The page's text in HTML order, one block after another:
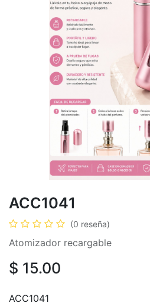
ACC1041
(0 reseña)
Atomizador recargable
$ 15.00
ACC1041